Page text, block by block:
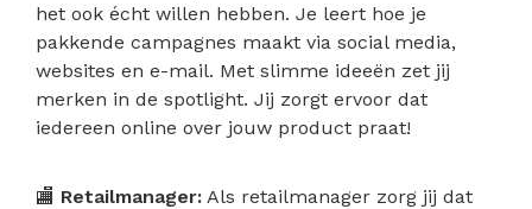
het ook écht willen hebben. Je leert hoe je
pakkende campagnes maakt via social media,
websites en e-mail. Met slimme ideeën zet jij
merken in de spotlight. Jij zorgt ervoor dat
iedereen online over jouw product praat!
🏬 Retailmanager: Als retailmanager zorg jij dat